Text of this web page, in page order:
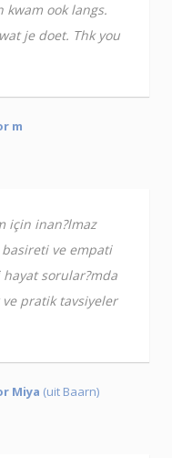
kwam ook langs.
je doet. Thk you
m
için inan?lmaz
ve empati
sorular?mda
pratik tavsiyeler
Miya (uit Baarn)